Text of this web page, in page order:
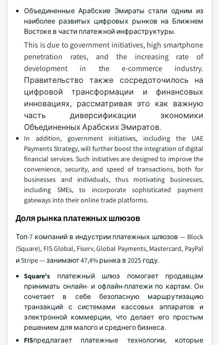
Объединенные Арабские Эмираты стали одним из
наиболее развитых цифровых рынков на Ближнем
Востоке в части платежной инфраструктуры.
This is due to government initiatives, high smartphone
penetration rates, and the increasing rate of
development in the e-commerce industry.
Правительство также сосредоточилось на
цифровой трансформации и финансовых
инновациях, рассматривая это как важную
часть диверсификации экономики
Объединенных Арабских Эмиратов.
In addition, government initiatives, including the UAE
Payments Strategy, will further boost the integration of digital
financial services. Such initiatives are designed to improve the
convenience, security, and speed of transactions, both for
businesses and individuals, thus motivating businesses,
including SMEs, to incorporate sophisticated payment
gateways into their online trade platforms.
Доля рынка платежных шлюзов
Топ-7 компаний в индустрии платежных шлюзов — Block
(Square), FIS Global, Fiserv, Global Payments, Mastercard, PayPal
и Stripe — занимают 47,4% рынка в 2025 году.
Square's платежный шлюз помогает продавцам
принимать онлайн- и офлайн-платежи по картам. Он
сочетает в себе безопасную маршрутизацию
транзакций с системами кассовых аппаратов и
электронной коммерции, что делает его простым
решением для малого и среднего бизнеса.
FISпредлагает платежные технологии, которые